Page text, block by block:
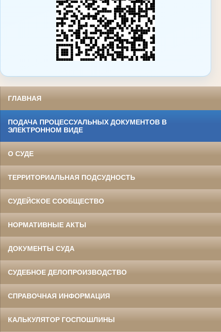
ГЛАВНАЯ
ПОДАЧА ПРОЦЕССУАЛЬНЫХ ДОКУМЕНТОВ В
ЭЛЕКТРОННОМ ВИДЕ
О СУДЕ
ТЕРРИТОРИАЛЬНАЯ ПОДСУДНОСТЬ
СУДЕЙСКОЕ СООБЩЕСТВО
НОРМАТИВНЫЕ АКТЫ
ДОКУМЕНТЫ СУДА
СУДЕБНОЕ ДЕЛОПРОИЗВОДСТВО
СПРАВОЧНАЯ ИНФОРМАЦИЯ
КАЛЬКУЛЯТОР ГОСПОШЛИНЫ